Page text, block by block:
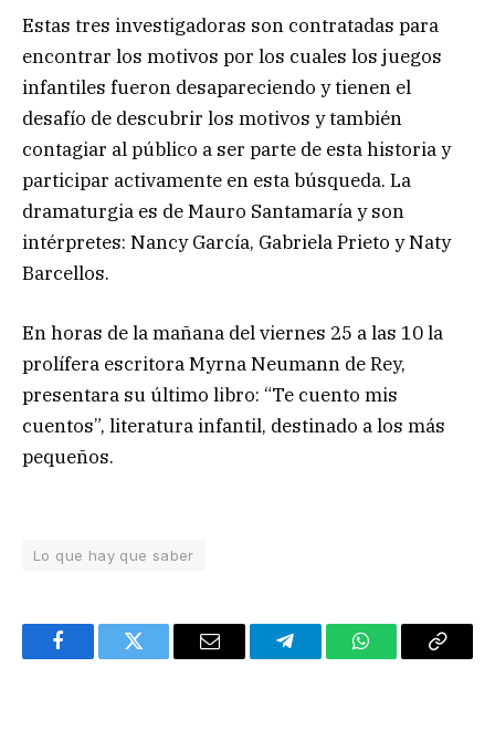
Estas tres investigadoras son contratadas para
encontrar los motivos por los cuales los juegos
infantiles fueron desapareciendo y tienen el
desafío de descubrir los motivos y también
contagiar al público a ser parte de esta historia y
participar activamente en esta búsqueda. La
dramaturgia es de Mauro Santamaría y son
intérpretes: Nancy García, Gabriela Prieto y Naty
Barcellos.
En horas de la mañana del viernes 25 a las 10 la
prolífera escritora Myrna Neumann de Rey,
presentara su último libro: “Te cuento mis
cuentos”, literatura infantil, destinado a los más
pequeños.
Lo que hay que saber
FacebookTwitter Email TelegramWhatsAppCopy